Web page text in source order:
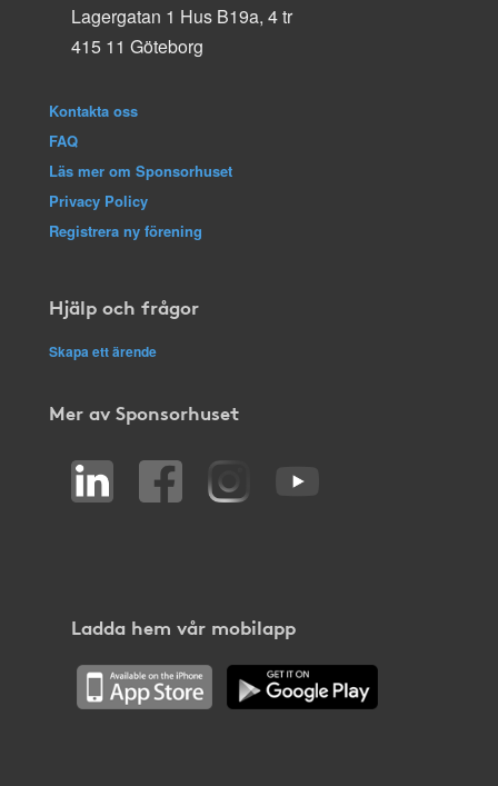
Lagergatan 1 Hus B19a, 4 tr
415 11 Göteborg
Kontakta oss
FAQ
Läs mer om Sponsorhuset
Privacy Policy
Registrera ny förening
Hjälp och frågor
Skapa ett ärende
Mer av Sponsorhuset
Ladda hem vår mobilapp